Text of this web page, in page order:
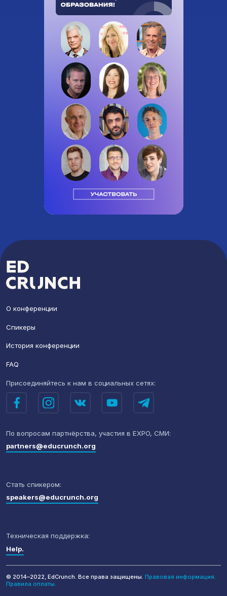
О конференции
Спикеры
История конференции
FAQ
Присоединяйтесь к намв социальных сетях:
По вопросам партнёрства, участия в EXPO, СМИ:
partners@educrunch.org
Стать спикером:
speakers@educrunch.org
Техническая поддержка:
Help.
© 2014–2022, EdCrunch. Все права защищены.Правовая информация.
Правила оплаты.